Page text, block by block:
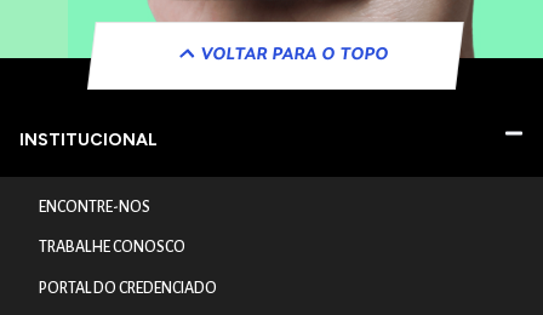
VOLTAR PARA O TOPO
INSTITUCIONAL
ENCONTRE-NOS
TRABALHE CONOSCO
PORTAL DO CREDENCIADO